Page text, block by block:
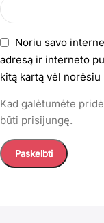
Noriu savo
adresą ir interneto
kitą kartą vėl
Kad galėtumėte
būti prisijungę.